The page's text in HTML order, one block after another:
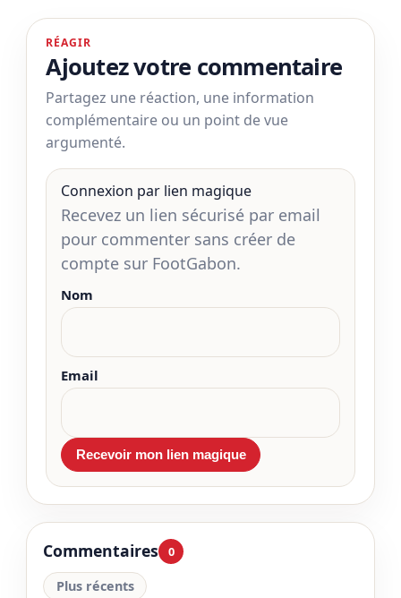
RÉAGIR
Ajoutez votre commentaire
Partagez une réaction, une information
complémentaire ou un point de vue
argumenté.
Connexion par lien magique
Recevez un lien sécurisé par email
pour commenter sans créer de
compte sur FootGabon.
Nom
Email
Commentaires 0
Plus récents